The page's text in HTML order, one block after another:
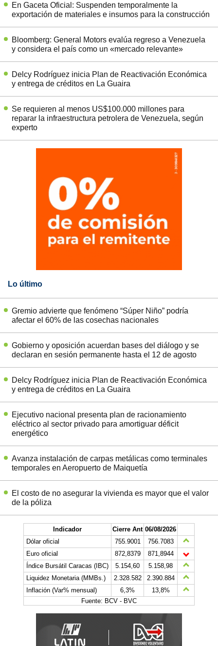
En Gaceta Oficial: Suspenden temporalmente la
exportación de materiales e insumos para la construcción
Bloomberg: General Motors evalúa regreso a Venezuela
y considera el país como un «mercado relevante»
Delcy Rodríguez inicia Plan de Reactivación Económica
y entrega de créditos en La Guaira
Se requieren al menos US$100.000 millones para
reparar la infraestructura petrolera de Venezuela, según
experto
Lo último
Gremio advierte que fenómeno “Súper Niño” podría
afectar el 60% de las cosechas nacionales
Gobierno y oposición acuerdan bases del diálogo y se
declaran en sesión permanente hasta el 12 de agosto
Delcy Rodríguez inicia Plan de Reactivación Económica
y entrega de créditos en La Guaira
Ejecutivo nacional presenta plan de racionamiento
eléctrico al sector privado para amortiguar déficit
energético
Avanza instalación de carpas metálicas como terminales
temporales en Aeropuerto de Maiquetía
El costo de no asegurar la vivienda es mayor que el valor
de la póliza
Indicador Cierre Ant 06/08/2026
Dólar oficial
755.9001
756.7083
Euro oficial
872,8379
871,8944
Índice Bursátil Caracas (IBC)
5.154,60
5.158,98
Liquidez Monetaria (MMBs.)
2.328.582
2.390.884
Inflación (Var% mensual)
6,3%
13,8%
Fuente: BCV - BVC